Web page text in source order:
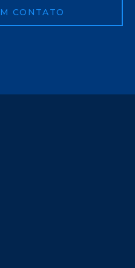
CONTATO